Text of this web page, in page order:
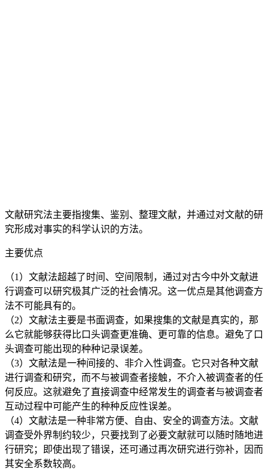
文献研究法主要指搜集、鉴别、整理文献，并通过对文献的研
究形成对事实的科学认识的方法。
主要优点
（1）文献法超越了时间、空间限制，通过对古今中外文献进
行调查可以研究极其广泛的社会情况。这一优点是其他调查方
法不可能具有的。
（2）文献法主要是书面调查，如果搜集的文献是真实的，那
么它就能够获得比口头调查更准确、更可靠的信息。避免了口
头调查可能出现的种种记录误差。
（3）文献法是一种间接的、非介入性调查。它只对各种文献
进行调查和研究，而不与被调查者接触，不介入被调查者的任
何反应。这就避免了直接调查中经常发生的调查者与被调查者
互动过程中可能产生的种种反应性误差。
（4）文献法是一种非常方便、自由、安全的调查方法。文献
调查受外界制约较少，只要找到了必要文献就可以随时随地进
行研究；即使出现了错误，还可通过再次研究进行弥补，因而
其安全系数较高。